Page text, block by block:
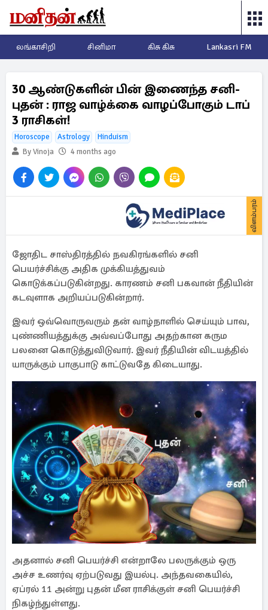
லங்காசிறி சினிமா கிசு கிசு Lankasri FM
30 ஆண்டுகளின் பின் இணைந்த சனி-
புதன் : ராஜ வாழ்க்கை வாழப்போகும் டாப்
3 ராசிகள்!
Horoscope Astrology
Hinduism
By Vinoja
4 months ago
விளம்பரம்
ஜோதிட சாஸ்திரத்தில் நவகிரங்களில் சனி
பெயர்ச்சிக்கு அதிக முக்கியத்துவம்
கொடுக்கப்படுகின்றது. காரணம் சனி பகவான் நீதியின்
கடவுளாக அறியப்படுகின்றார்.
இவர் ஒவ்வொருவரும் தன் வாழ்நாளில் செய்யும் பாவ,
புண்ணியத்துக்கு அவ்வப்போது அதற்கான கரும
பலனை கொடுத்துவிடுவார். இவர் நீதியின் விடயத்தில்
யாருக்கும் பாகுபாடு காட்டுவதே கிடையாது.
அதனால் சனி பெயர்ச்சி என்றாலே பலருக்கும் ஒரு
அச்ச உணர்வு ஏற்படுவது இயல்பு. அந்தவகையில்,
ஏப்ரல் 11 அன்று புதன் மீன ராசிக்குள் சனி பெயர்ச்சி
நிகழ்ந்துள்ளது.